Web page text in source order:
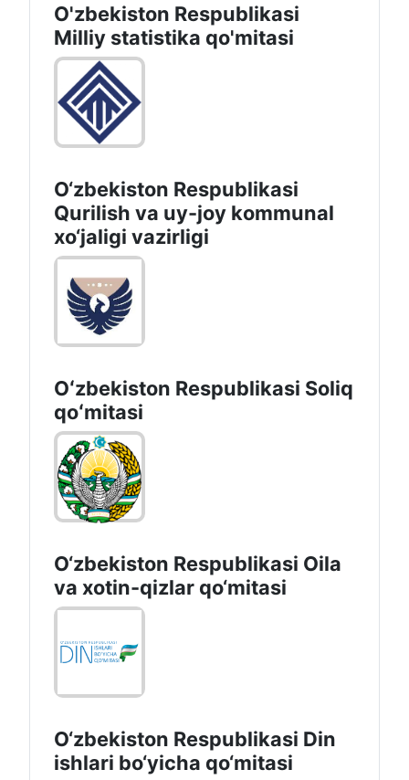
O'zbekiston Respublikasi
Milliy statistika qo'mitasi
O‘zbekiston Respublikasi
Qurilish va uy-joy kommunal
xo‘jaligi vazirligi
Oʻzbekiston Respublikasi Soliq
qoʻmitasi
O‘zbekiston Respublikasi Oila
va xotin-qizlar qo‘mitasi
O‘zbekiston Respublikаsi Din
ishlаri bo‘yichа qo‘mitаsi